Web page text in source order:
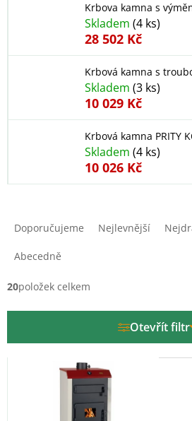
Krbova kamna s
Skladem (4 ks)
28 502 Kč
Krbová kamna s
Skladem (3 ks)
10 029 Kč
Krbová kamna PRITY
Skladem (4 ks)
10 026 Kč
í
Doporučujeme Nejlevnější
Abecedně
20položek celkem
Otevřít filtr